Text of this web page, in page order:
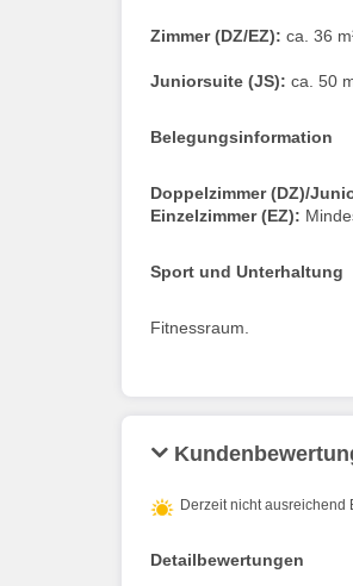
Zimmer (DZ/EZ): ca. 36
Juniorsuite (JS): ca. 50
Belegungsinformation
Doppelzimmer (DZ)/
Einzelzimmer (EZ):
Sport und Unterhaltung
Fitnessraum.
Derzeit nicht ausreichend
Detailbewertungen